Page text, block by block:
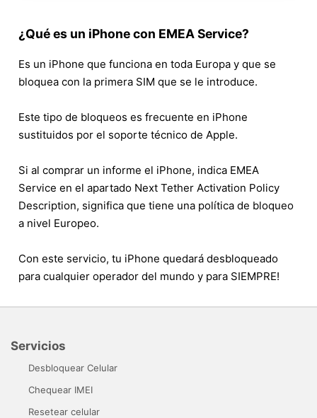
¿Qué es un iPhone con EMEA Service?
Es un iPhone que funciona en toda Europa y que se
bloquea con la primera SIM que se le introduce.
Este tipo de bloqueos es frecuente en iPhone
sustituidos por el soporte técnico de Apple.
Si al comprar un informe el iPhone, indica EMEA
Service en el apartado Next Tether Activation Policy
Description, significa que tiene una política de bloqueo
a nivel Europeo.
Con este servicio, tu iPhone quedará desbloqueado
para cualquier operador del mundo y para SIEMPRE!
Servicios
Desbloquear Celular
Chequear IMEI
Resetear celular